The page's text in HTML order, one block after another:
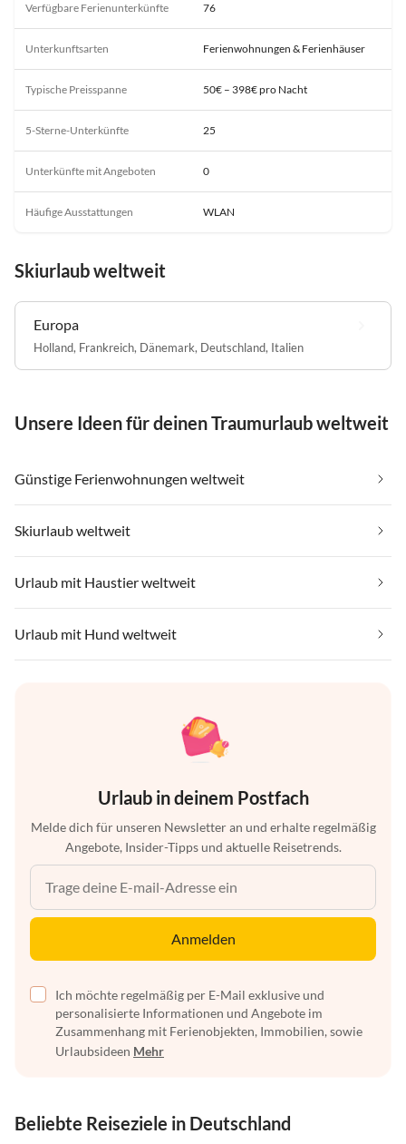
Verfügbare Ferienunterkünfte 76
Unterkunftsarten Ferienwohnungen & Ferienhäuser
Typische Preisspanne 50€ – 398€ pro Nacht
5-Sterne-Unterkünfte 25
Unterkünfte mit Angeboten 0
Häufige Ausstattungen WLAN
Skiurlaub weltweit
Europa
Holland, Frankreich, Dänemark, Deutschland, Italien
Unsere Ideen für deinen Traumurlaub weltweit
Günstige Ferienwohnungen weltweit
Skiurlaub weltweit
Urlaub mit Haustier weltweit
Urlaub mit Hund weltweit
Urlaub in deinem Postfach
Melde dich für unseren Newsletter an und erhalte regelmäßig
Angebote, Insider-Tipps und aktuelle Reisetrends.
Anmelden
Ich möchte regelmäßig per E-Mail exklusive und
personalisierte Informationen und Angebote im
Zusammenhang mit Ferienobjekten, Immobilien, sowie
Urlaubsideen Mehr
Beliebte Reiseziele in Deutschland